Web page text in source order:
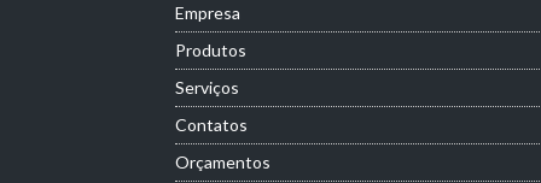
Empresa
Produtos
Serviços
Contatos
Orçamentos